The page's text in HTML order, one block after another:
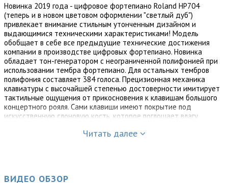
Новинка 2019 года - цифровое фортепиано Roland HP704
(теперь и в новом цветовом оформлении "светлый дуб")
привлекает внимание стильным утонченным дизайном и
выдающимися техническими характеристиками! Модель
обобщает в себе все предыдущие технические достижения
компании в производстве цифровых фортепиано. Новинка
обладает тон-генератором с неограниченной полифонией при
использовании тембра фортепиано. Для остальных тембров
полифония составляет 384 голоса. Прецизионная механика
клавиатуры с высочайшей степенью достоверности имитирует
тактильные ощущения от прикосновения к клавишам большого
концертного рояля. Сами клавиши имеют покрытие под
искусственную слоновую кость, которое поглощает влагу
Технические характеристики:
игра с использованием тонов категории «Piano»)
Читать далее
ВИДЕО ОБЗОР